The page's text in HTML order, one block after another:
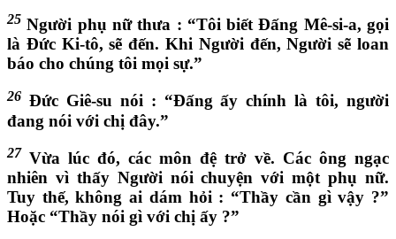
25 Người phụ nữ thưa : “Tôi biết Đấng Mê-si-a, gọi
là Đức Ki-tô, sẽ đến. Khi Người đến, Người sẽ loan
báo cho chúng tôi mọi sự.”
26 Đức Giê-su nói : “Đấng ấy chính là tôi, người
đang nói với chị đây.”
27 Vừa lúc đó, các môn đệ trở về. Các ông ngạc
nhiên vì thấy Người nói chuyện với một phụ nữ.
Tuy thế, không ai dám hỏi : “Thầy cần gì vậy ?”
Hoặc “Thầy nói gì với chị ấy ?”